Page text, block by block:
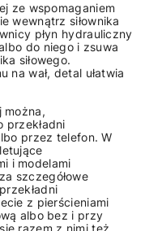
ze wspomaganiem
wewnątrz siłownika
płyn hydrauliczny
do niego i zsuwa
siłowego.
na wał, detal ułatwia
można,
przekładni
przez telefon. W
i modelami
szczegółowe
z pierścieniami
albo bez i przy